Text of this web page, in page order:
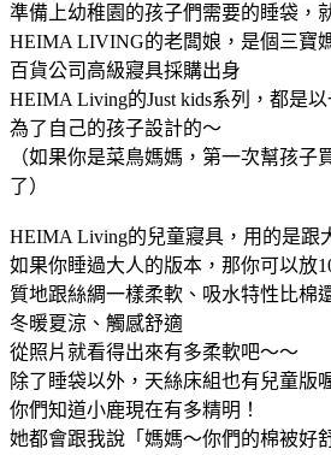
準備上幼稚園的孩子們需要的睡袋，
HEIMA LIVING的老闆娘，是個三寶
百貨公司高級寢具採購出身
HEIMA Living的Just kids系列，都是
為了自己的孩子設計的～
（如果你是菜鳥媽媽，第一次幫孩子
了）
HEIMA Living的兒童寢具，用的是跟
如果你睡過大人的版本，那你可以放
質地跟絲綢一樣柔軟、吸水特性比棉
冬暖夏涼、觸感舒適
從照片就看得出來有多柔軟吧～～
除了睡袋以外，天絲床組也有兒童版
你們知道小鹿現在有多精明！
她都會跟我說「媽媽～你們的棉被好